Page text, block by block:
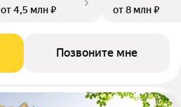
от 4,5 млн ₽
от 8 млн ₽
Позвоните мне